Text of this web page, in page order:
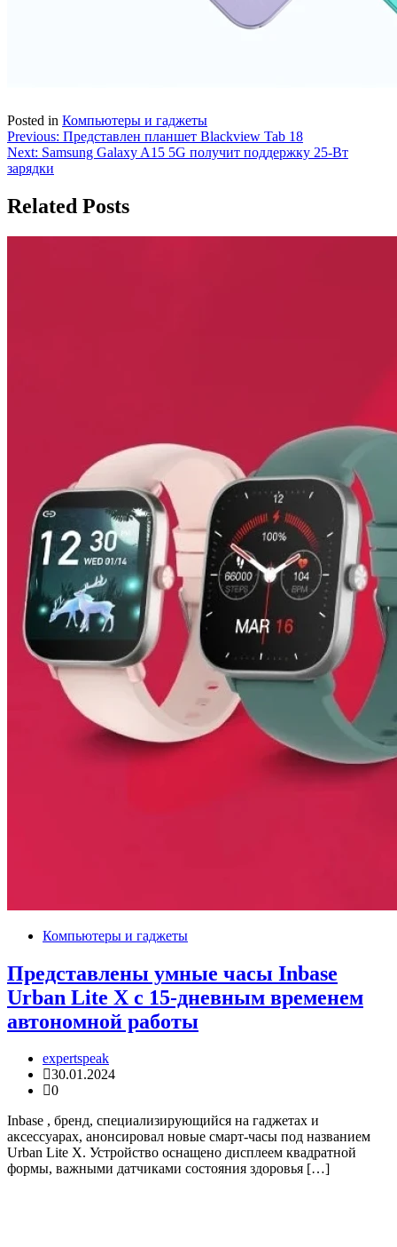
Posted in Компьютеры и гаджеты
Навигация
по
Previous: Представлен планшет Blackview Tab 18
Next: Samsung Galaxy A15 5G получит поддержку 25-Вт
зарядки
Related Posts
Компьютеры и гаджеты
Представлены умные часы Inbase
Urban Lite X с 15-дневным временем
автономной работы
expertspeak
30.01.2024
0
Inbase , бренд, специализирующийся на гаджетах и ​​
аксессуарах, анонсировал новые смарт-часы под названием
Urban Lite X. Устройство оснащено дисплеем квадратной
формы, важными датчиками состояния здоровья […]